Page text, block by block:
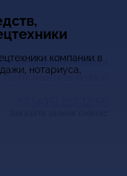
ekspert@yandex.ru
Пн-Пт: 9.00–19.00 (по Мск)
компании в
нотариуса,